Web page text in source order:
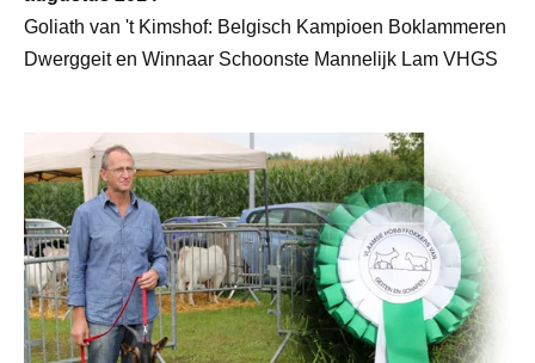
Goliath van 't Kimshof: Belgisch Kampioen Boklammeren
Dwerggeit en Winnaar Schoonste Mannelijk Lam VHGS